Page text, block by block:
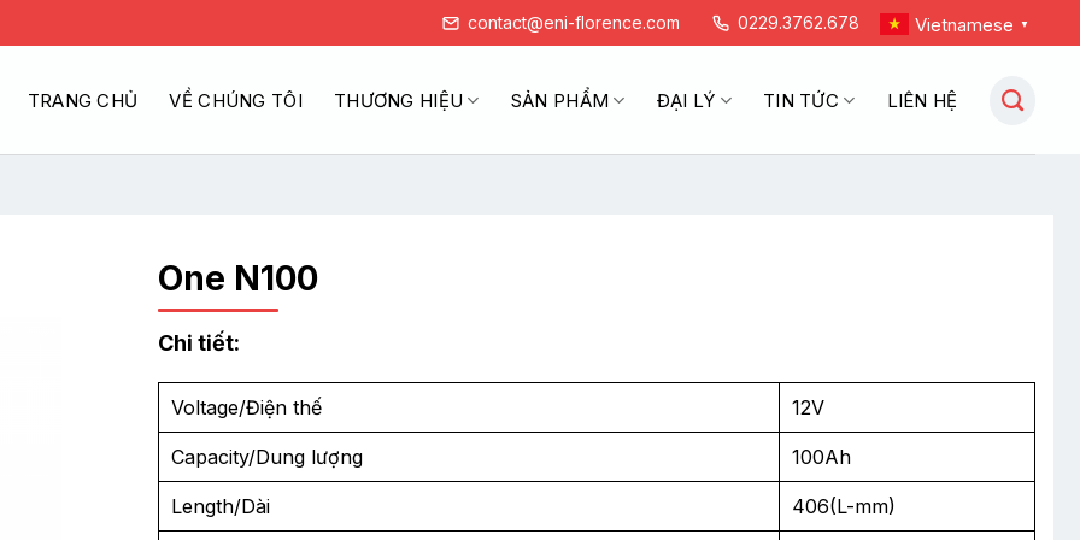
contact@eni-florence.com 0229.3762.678 Vietnamese ▼
TRANG CHỦ VỀ CHÚNG TÔI THƯƠNG HIỆU SẢN PHẨM ĐẠI LÝ TIN TỨC LIÊN HỆ
One N100
Chi tiết:
Voltage/Điện thế 12V
Capacity/Dung lượng 100Ah
Length/Dài 406(L-mm)